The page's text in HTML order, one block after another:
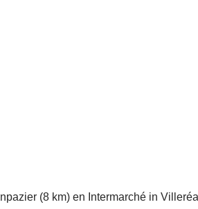
(8 km) en Intermarché in